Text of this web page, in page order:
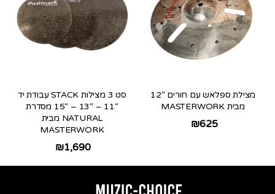
מצילת ספלאש עם חורים “12
מבית MASTERWORK
₪625
סט 3 מצילות STACK עבודת יד
“11 – “13 – “15 מסדרת
NATURAL מבית
MASTERWORK
₪1,690